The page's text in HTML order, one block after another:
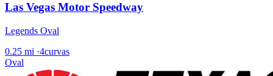
Las Vegas Motor Speedway
Legends Oval
0.25 mi ·4curvas
Oval